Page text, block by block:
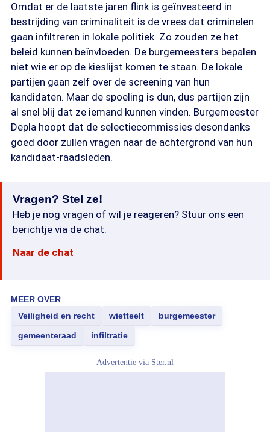
Omdat er de laatste jaren flink is geïnvesteerd in
bestrijding van criminaliteit is de vrees dat criminelen
gaan infiltreren in lokale politiek. Zo zouden ze het
beleid kunnen beïnvloeden. De burgemeesters bepalen
niet wie er op de kieslijst komen te staan. De lokale
partijen gaan zelf over de screening van hun
kandidaten. Maar de spoeling is dun, dus partijen zijn
al snel blij dat ze iemand kunnen vinden. Burgemeester
Depla hoopt dat de selectiecommissies desondanks
goed door zullen vragen naar de achtergrond van hun
kandidaat-raadsleden.
Vragen? Stel ze!
Heb je nog vragen of wil je reageren? Stuur ons een
berichtje via de chat.
Naar de chat
MEER OVER
Veiligheid en recht
wietteelt burgemeester
gemeenteraad infiltratie
Advertentie via Ster.nl